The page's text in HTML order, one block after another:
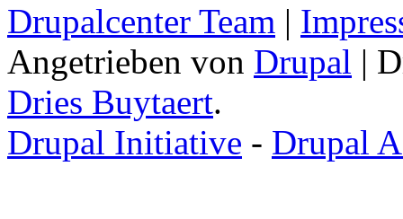
Drupalcenter Team |
Angetrieben von Drupal |
Dries Buytaert.
Drupal Initiative - Drupal